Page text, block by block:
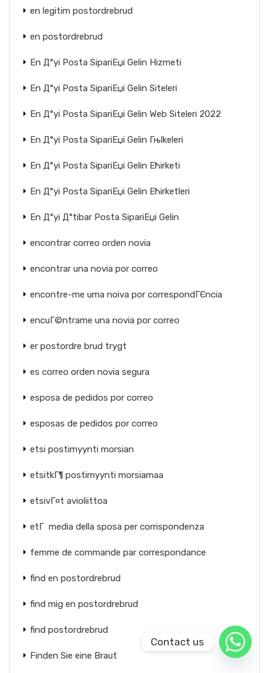
en legitim postordrebrud
en postordrebrud
En Д°yi Posta SipariЕџi Gelin Hizmeti
En Д°yi Posta SipariЕџi Gelin Siteleri
En Д°yi Posta SipariЕџi Gelin Web Siteleri 2022
En Д°yi Posta SipariЕџi Gelin Гњlkeleri
En Д°yi Posta SipariЕџi Gelin Ећirketi
En Д°yi Posta SipariЕџi Gelin Ећirketleri
En Д°yi Д°tibar Posta SipariЕџi Gelin
encontrar correo orden novia
encontrar una novia por correo
encontre-me uma noiva por correspondГЄncia
encuГ©ntrame una novia por correo
er postordre brud trygt
es correo orden novia segura
esposa de pedidos por correo
esposas de pedidos por correo
etsi postimyynti morsian
etsitkГ¶ postimyynti morsiamaa
etsivГ¤t avioliittoa
etГ media della sposa per corrispondenza
femme de commande par correspondance
find en postordrebrud
find mig en postordrebrud
find postordrebrud
Finden Sie eine Braut
Contact us